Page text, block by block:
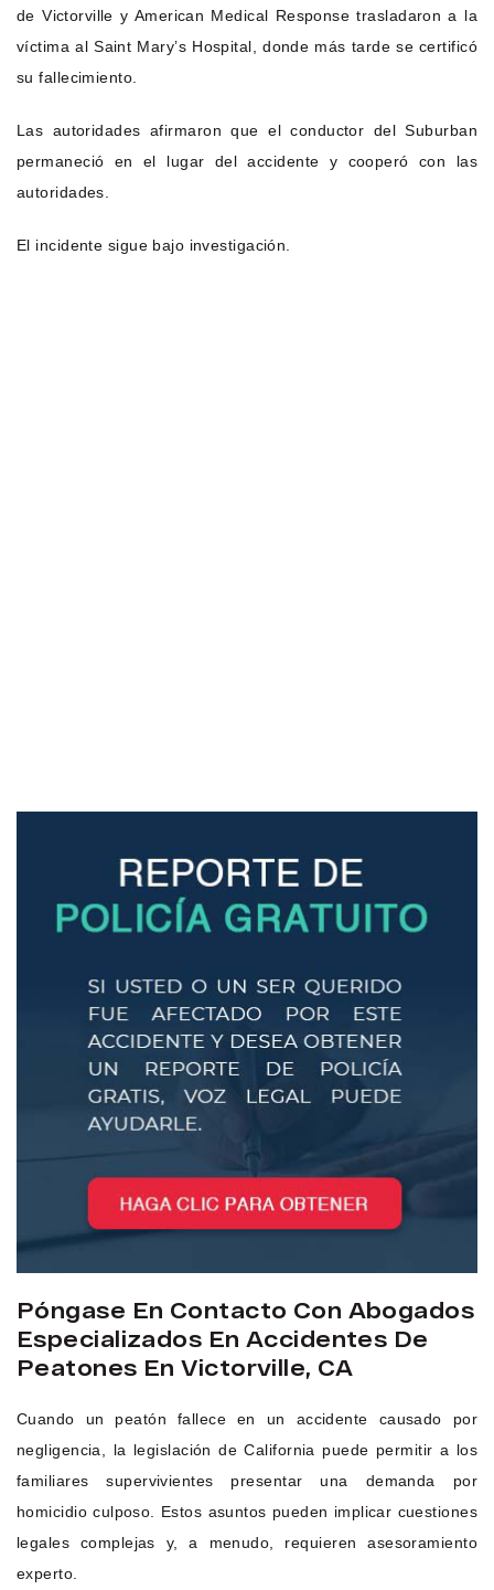
de Victorville y American Medical Response trasladaron a la
víctima al Saint Mary’s Hospital, donde más tarde se certificó
su fallecimiento.
Las autoridades afirmaron que el conductor del Suburban
permaneció en el lugar del accidente y cooperó con las
autoridades.
El incidente sigue bajo investigación.
Póngase En Contacto Con Abogados
Especializados En Accidentes De
Peatones En Victorville, CA
Cuando un peatón fallece en un accidente causado por
negligencia, la legislación de California puede permitir a los
familiares supervivientes presentar una demanda por
homicidio culposo. Estos asuntos pueden implicar cuestiones
legales complejas y, a menudo, requieren asesoramiento
experto.